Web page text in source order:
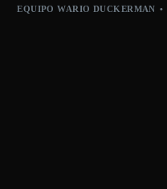
EQUIPO WARIO DUCKERMAN